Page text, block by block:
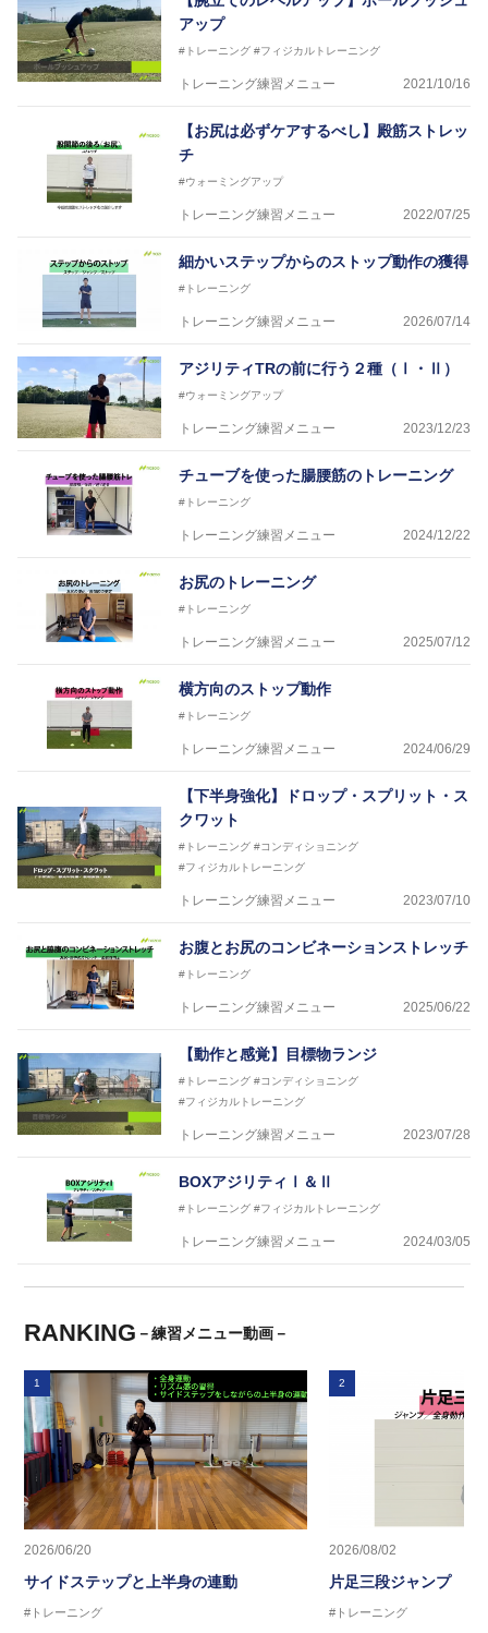
生きと」生きる、そんな『健康な人生』をサポートし
ている。アップ
#トレーニング #フィジカルトレーニング
トレーニング練習メニュー 2021/10/16
【お尻は必ずケアするべし】殿筋ストレッ
チ
#ウォーミングアップ
トレーニング練習メニュー 2022/07/25
細かいステップからのストップ動作の獲得
#トレーニング
トレーニング練習メニュー 2026/07/14
アジリティTRの前に行う２種（Ⅰ・Ⅱ）
#ウォーミングアップ
トレーニング練習メニュー 2023/12/23
チューブを使った腸腰筋のトレーニング
#トレーニング
トレーニング練習メニュー 2024/12/22
お尻のトレーニング
#トレーニング
トレーニング練習メニュー 2025/07/12
横方向のストップ動作
#トレーニング
トレーニング練習メニュー 2024/06/29
【下半身強化】ドロップ・スプリット・ス
クワット
#トレーニング #コンディショニング
#フィジカルトレーニング
トレーニング練習メニュー 2023/07/10
お腹とお尻のコンビネーションストレッチ
#トレーニング
トレーニング練習メニュー 2025/06/22
【動作と感覚】目標物ランジ
#トレーニング #コンディショニング
#フィジカルトレーニング
トレーニング練習メニュー 2023/07/28
BOXアジリティⅠ＆Ⅱ
#トレーニング #フィジカルトレーニング
トレーニング練習メニュー 2024/03/05
RANKING －練習メニュー動画－
1
2026/06/20
サイドステップと上半身の連動
#トレーニング
2
2026/08/02
片足三段ジャンプ
#トレーニング